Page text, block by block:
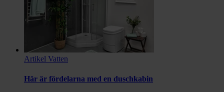
Artikel Vatten
Här är fördelarna med en duschkabin